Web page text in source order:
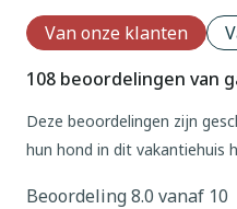
Van onze klanten
108 beoordelingen van
Deze beoordelingen zijn
hun hond in dit vakantiehuis
Beoordeling 8.0 vanaf 10